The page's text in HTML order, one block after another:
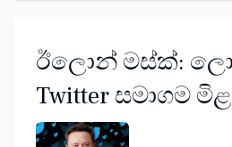
ඊලොන් මස්ක්:
Twitter සමාගම
කප්පාදුවේ ආරම්භය